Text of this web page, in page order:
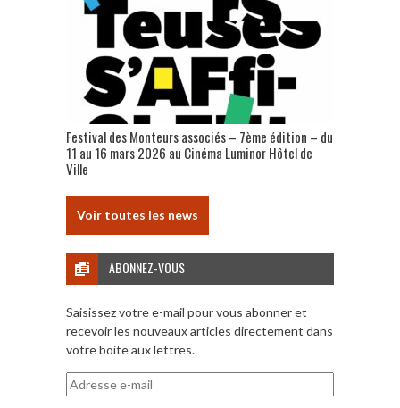
Festival des Monteurs associés – 7ème édition – du
11 au 16 mars 2026 au Cinéma Luminor Hôtel de
Ville
Voir toutes les news
ABONNEZ-VOUS
Saisissez votre e-mail pour vous abonner et
recevoir les nouveaux articles directement dans
votre boite aux lettres.
Adresse
e-